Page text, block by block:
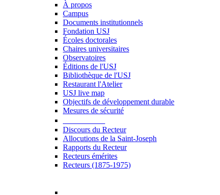
À propos
Campus
Documents institutionnels
Fondation USJ
Écoles doctorales
Chaires universitaires
Observatoires
Éditions de l'USJ
Bibliothèque de l'USJ
Restaurant l'Atelier
USJ live map
Objectifs de développement durable
Mesures de sécurité
Discours du Recteur
Allocutions de la Saint-Joseph
Rapports du Recteur
Recteurs émérites
Recteurs (1875-1975)